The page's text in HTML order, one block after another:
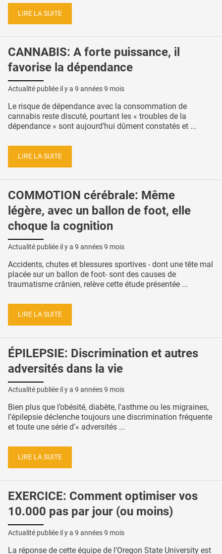
LIRE LA SUITE
CANNABIS: A forte puissance, il
favorise la dépendance
Actualité publiée il y a 9 années 9 mois
Le risque de dépendance avec la consommation de
cannabis reste discuté, pourtant les « troubles de la
dépendance » sont aujourd’hui dûment constatés et ...
LIRE LA SUITE
COMMOTION cérébrale: Même
légère, avec un ballon de foot, elle
choque la cognition
Actualité publiée il y a 9 années 9 mois
Accidents, chutes et blessures sportives - dont une tête mal
placée sur un ballon de foot- sont des causes de
traumatisme crânien, relève cette étude présentée ...
LIRE LA SUITE
ÉPILEPSIE: Discrimination et autres
adversités dans la vie
Actualité publiée il y a 9 années 9 mois
Bien plus que l’obésité, diabète, l'asthme ou les migraines,
l’épilepsie déclenche toujours une discrimination fréquente
et toute une série d’« adversités ...
LIRE LA SUITE
EXERCICE: Comment optimiser vos
10.000 pas par jour (ou moins)
Actualité publiée il y a 9 années 9 mois
La réponse de cette équipe de l’Oregon State University est